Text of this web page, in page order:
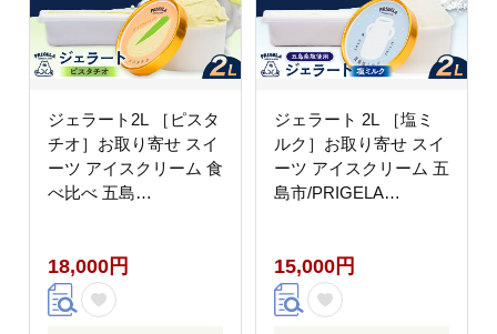
ジェラート2L ［ピスタ
チオ］お取り寄せ スイ
ーツ アイスクリーム 食
べ比べ 五島
18,000円
ジェラート 2L ［塩ミ
ルク］お取り寄せ スイ
ーツ アイスクリーム 五
島市/PRIGELA
15,000円